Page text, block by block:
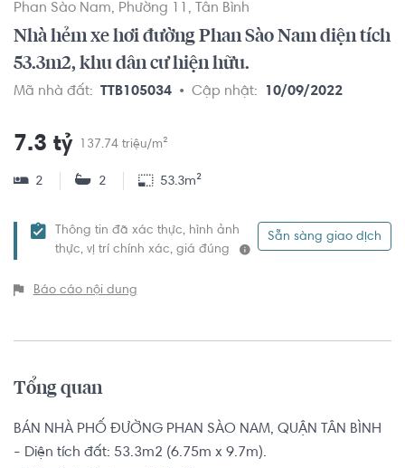
Phan Sào Nam Phường 11 Tân Bình
Nhà hẻm xe hơi đường Phan Sào Nam diện tích
53.3m2, khu dân cư hiện hữu.
Mã nhà đất: TTB105034 Cập nhật: 10/09/2022
7.3 tỷ 137.74 triệu/m²
2 2 53.3m²
Thông tin đã xác thực, hình ảnh
thực, vị trí chính xác, giá đúng
Sẵn sàng giao dịch
Báo cáo nội dung
Tổng quan
BÁN NHÀ PHỐ ĐƯỜNG PHAN SÀO NAM, QUẬN TÂN BÌNH
- Diện tích đất: 53.3m2 (6.75m x 9.7m).